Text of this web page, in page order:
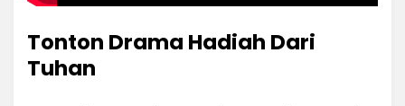
Tonton Drama Hadiah Dari
Tuhan